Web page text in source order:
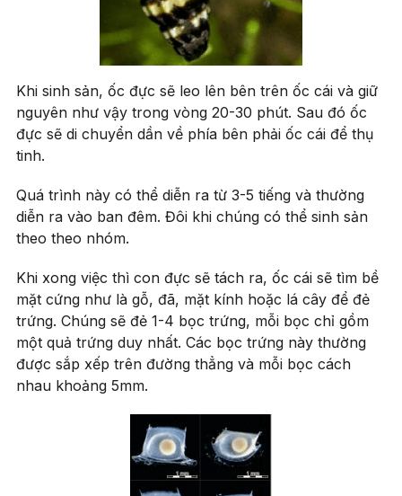
Khi sinh sản, ốc đực sẽ leo lên bên trên ốc cái và giữ
nguyên như vậy trong vòng 20-30 phút. Sau đó ốc
đực sẽ di chuyển dần về phía bên phải ốc cái để thụ
tinh.
Quá trình này có thể diễn ra từ 3-5 tiếng và thường
diễn ra vào ban đêm. Đôi khi chúng có thể sinh sản
theo theo nhóm.
Khi xong việc thì con đực sẽ tách ra, ốc cái sẽ tìm bề
mặt cứng như là gỗ, đã, mặt kính hoặc lá cây để đẻ
trứng. Chúng sẽ đẻ 1-4 bọc trứng, mỗi bọc chỉ gồm
một quả trứng duy nhất. Các bọc trứng này thường
được sắp xếp trên đường thẳng và mỗi bọc cách
nhau khoảng 5mm.